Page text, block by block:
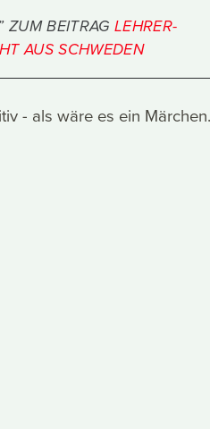
ZUM BEITRAGLEHRER-
AUS SCHWEDEN
- als wäre es ein